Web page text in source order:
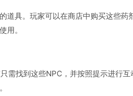
道具。玩家可以在商店中购买这些药
用。
需找到这些NPC，并按照提示进行互